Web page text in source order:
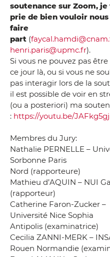
soutenance sur Zoom, je
prie de bien vouloir nous
faire
part (
henri.paris@upmc.fr).
Si vous ne pouvez pas
ce jour là, ou si vous ne
pas interagir lors de la
il est possible de voir en
(ou a posteriori) ma
: https://youtu.be/
Membres du Jury:
Nathalie PERNELLE –
Sorbonne Paris
Nord (rapporteure)
Mathieu d’AQUIN – NUI
(rapporteur)
Catherine Faron-Zucker –
Université Nice Sophia
Antipolis (examinatrice)
Cecilia ZANNI-MERK –
Rouen Normandie